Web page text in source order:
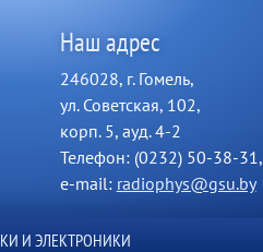
Наш адрес
246028, г. Гомель,
ул. Советская, 102,
корп. 5, ауд. 4-2
Телефон: (0232) 50-38-31,
e-mail: radiophys@gsu.by
И ЭЛЕКТРОНИКИ